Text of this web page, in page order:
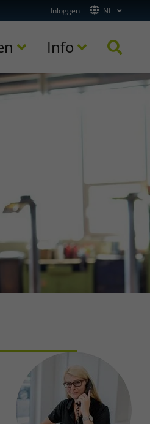
Inloggen NL
Info